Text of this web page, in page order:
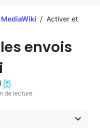
MediaWiki / Activer et
envois
de lecture